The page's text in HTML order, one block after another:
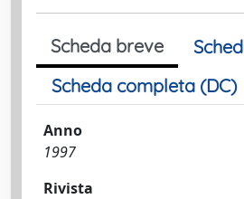
Scheda breve
Scheda completa (DC)
Anno
1997
Rivista